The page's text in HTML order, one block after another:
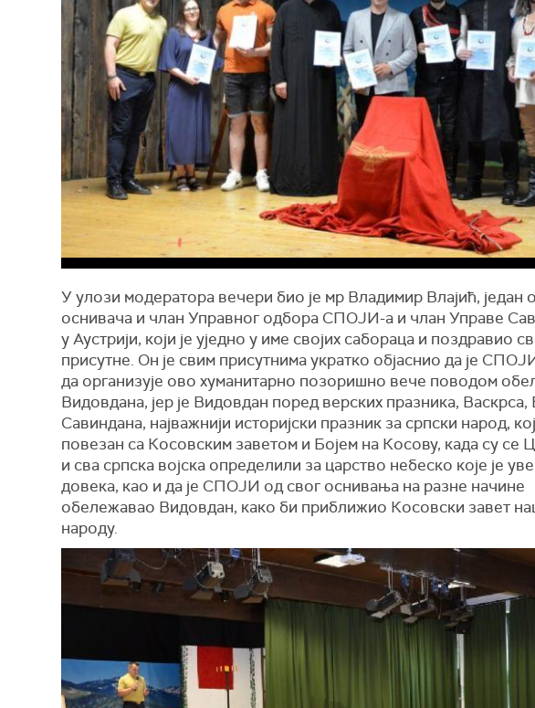
У улози модератора вечери био је мр Владимир Влајић, један
оснивача и члан Управног одбора СПОЈИ-а и члан Управе
у Аустрији, који је уједно у име својих сабораца и поздравио
присутне. Он је свим присутнима укратко објаснио да је
да организује ово хуманитарно позоришно вече поводом
Видовдана, јер је Видовдан поред верских празника,
Савиндана, најважнији историјски празник за српски народ,
повезан са Косовским заветом и Бојем на Косову, када су се
и сва српска војска определили за царство небеско које је
довека, као и да је СПОЈИ од свог оснивања на разне начине
обележавао Видовдан, како би приближио Косовски завет
народу.